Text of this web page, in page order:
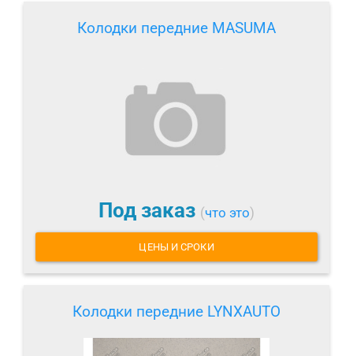
Колодки передние MASUMA
Под заказ (что это)
ЦЕНЫ И СРОКИ
Колодки передние LYNXAUTO